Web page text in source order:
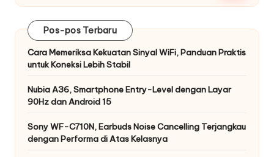
Pos-pos Terbaru
Cara Memeriksa Kekuatan Sinyal WiFi, Panduan Praktis
untuk Koneksi Lebih Stabil
Nubia A36, Smartphone Entry-Level dengan Layar
90Hz dan Android 15
Sony WF-C710N, Earbuds Noise Cancelling Terjangkau
dengan Performa di Atas Kelasnya